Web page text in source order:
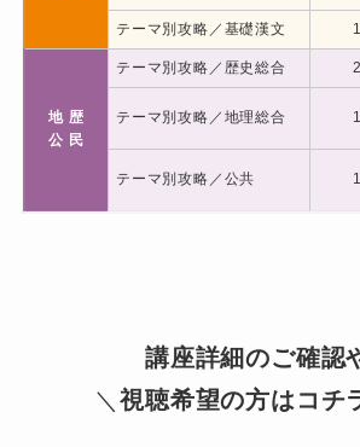
【同志社
多忙でも逆
格した生
【導入事
保護者の
化学院校
に合格した
テーマ別攻略／基礎漢文
地 歴
公 民
テーマ別攻略／歴史総合
テーマ別攻略／地理総合
テーマ別攻略／公共
講座詳細のご確認
＼視聴希望の方はコチ